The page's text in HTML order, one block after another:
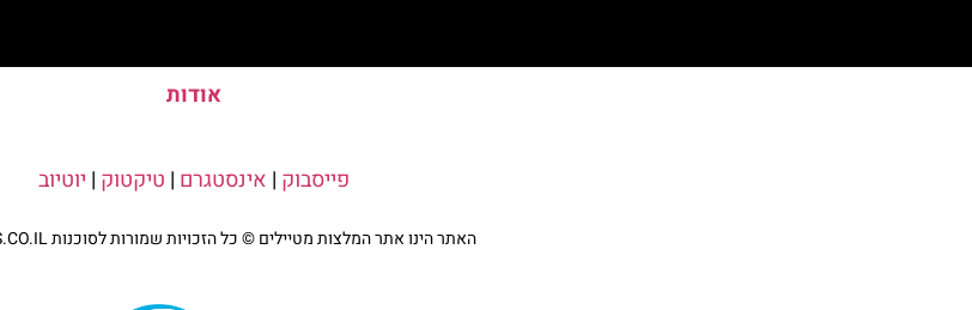
אודות
פייסבוק | אינסטגרם | טיקטוק | יוטיוב
האתר הינו אתר המלצות מטיילים © כל הזכויות שמורות לסוכנות TRAVELERS.CO.IL